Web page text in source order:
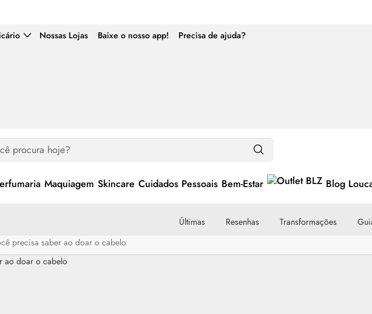
Nossas Lojas Baixe o nosso app! Precisa de ajuda?
Maquiagem Skincare Cuidados Pessoais Bem-Estar Blog
Últimas Resenhas Transformações
precisa saber ao doar o cabelo